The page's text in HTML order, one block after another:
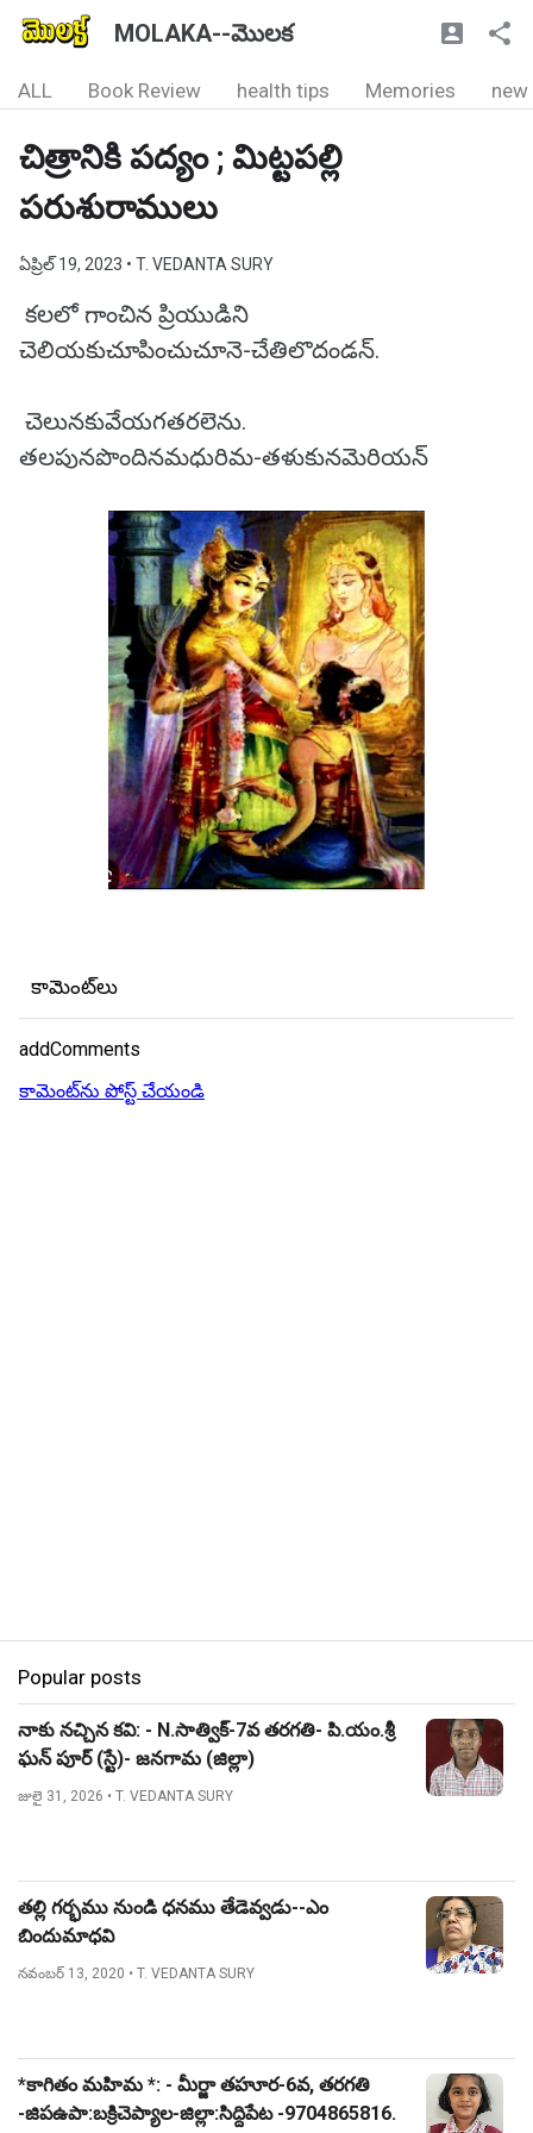
MOLAKA--మొలక
ALL Book Review health tips Memories new
చిత్రానికి పద్యం ; మిట్టపల్లి
పరుశురాములు
ఏప్రిల్ 19, 2023 • T. VEDANTA SURY
కలలో గాంచిన ప్రియుడిని
చెలియకుచూపించుచూనె-చేతిలొదండన్.
చెలునకువేయగతరలెను.
తలపునపొందినమధురిమ-తళుకునమెరియన్
కామెంట్‌లు
addComments
కామెంట్‌ను పోస్ట్ చేయండి
Popular posts
నాకు నచ్చిన కవి: - N.సాత్విక్-7వ తరగతి- పి.యం.శ్రీ
ఘన్ పూర్ (స్టే)- జనగామ (జిల్లా)
జులై 31, 2026 • T. VEDANTA SURY
తల్లి గర్భము నుండి ధనము తేడెవ్వడు--ఎం
బిందుమాధవి
నవంబర్ 13, 2020 • T. VEDANTA SURY
*కాగితం మహిమ *: - మీర్జా తహూర-6వ, తరగతి
-జిపఉపా:బక్రిచెప్యాల-జిల్లా:సిద్దిపేట -9704865816.